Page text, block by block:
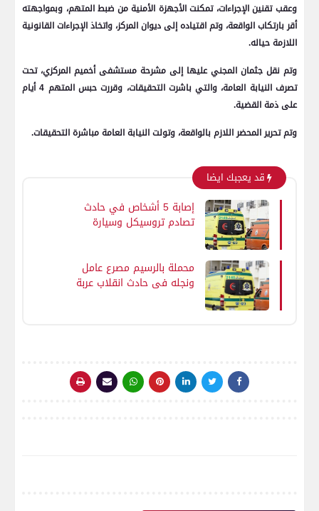
وعقب تقنين الإجراءات، تمكنت الأجهزة الأمنية من ضبط المتهم، وبمواجهته
أقر بارتكاب الواقعة، وتم اقتياده إلى ديوان المركز، واتخاذ الإجراءات القانونية
اللازمة حياله.
وتم نقل جثمان المجني عليها إلى مشرحة مستشفى أخميم المركزي، تحت
تصرف النيابة العامة، والتي باشرت التحقيقات، وقررت حبس المتهم 4 أيام
على ذمة القضية.
وتم تحرير المحضر اللازم بالواقعة، وتولت النيابة العامة مباشرة التحقيقات.
قد يعجبك ايضا
إصابة 5 أشخاص في حادث
تصادم تروسيكل وسيارة
محملة بالرسيم مصرع عامل
ونجله فى حادث انقلاب عربة